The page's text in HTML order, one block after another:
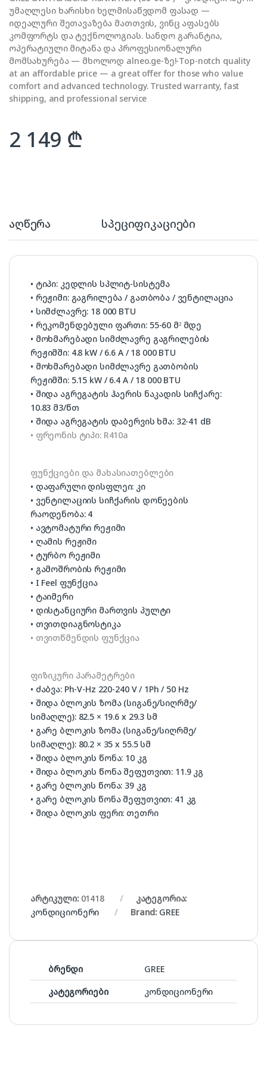
უმაღლესი ხარისხი ხელმისაწვდომ ფასად —
იდეალური შეთავაზება მათთვის, ვინც აფასებს
კომფორტს და ტექნოლოგიას. სანდო გარანტია,
ოპერატიული მიტანა და პროფესიონალური
მომსახურება — მხოლოდ alneo.ge-ზე!-Top-notch quality
at an affordable price — a great offer for those who value
comfort and advanced technology. Trusted warranty, fast
shipping, and professional service
2 149 ₾
აღწერა სპეციფიკაციები
• ტიპი: კედლის სპლიტ-სისტემა
• რეჟიმი: გაგრილება / გათბობა / ვენტილაცია
• სიმძლავრე: 18 000 BTU
• რეკომენდებული ფართი: 55-60 მ² მდე
• მოხმარებადი სიმძლავრე გაგრილების
რეჟიმში: 4.8 kW / 6.6 A / 18 000 BTU
• მოხმარებადი სიმძლავრე გათბობის
რეჟიმში: 5.15 kW / 6.4 A / 18 000 BTU
• შიდა აგრეგატის ჰაერის ნაკადის სიჩქარე:
10.83 მ3/წთ
• შიდა აგრეგატის დაბერვის ხმა: 32-41 dB
• ფრეონის ტიპი: R410a
ფუნქციები და მახასიათებლები
• დაფარული დისფლეი: კი
• ვენტილაციის სიჩქარის დონეების
რაოდენობა: 4
• ავტომატური რეჟიმი
• ღამის რეჟიმი
• ტურბო რეჟიმი
• გამოშრობის რეჟიმი
• I Feel ფუნქცია
• ტაიმერი
• დისტანციური მართვის პულტი
• თვითდიაგნოსტიკა
• თვითწმენდის ფუნქცია
ფიზიკური პარამეტრები
• ძაბვა: Ph-V-Hz 220-240 V / 1Ph / 50 Hz
• შიდა ბლოკის ზომა (სიგანე/სიღრმე/
სიმაღლე): 82.5 × 19.6 x 29.3 სმ
• გარე ბლოკის ზომა (სიგანე/სიღრმე/
სიმაღლე): 80.2 × 35 x 55.5 სმ
• შიდა ბლოკის წონა: 10 კგ
• შიდა ბლოკის წონა შეფუთვით: 11.9 კგ
• გარე ბლოკის წონა: 39 კგ
• გარე ბლოკის წონა შეფუთვით: 41 კგ
• შიდა ბლოკის ფერი: თეთრი
არტიკული: 01418
კატეგორია:
კონდიციონერი
Brand: GREE
ბრენდი
GREE
კატეგორიები
კონდიციონერი